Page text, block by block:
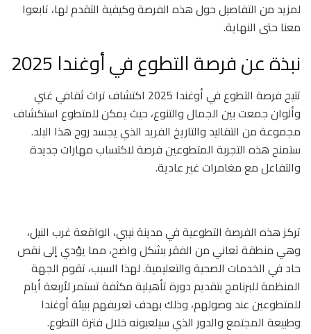
لمزيد من التفاصيل حول هذه الفرصة وكيفية التقدم لها، تابعوا
معنا حتى النهاية.
نبذة عن فرصة التطوع في أوغندا 2025
تتيح فرصة التطوع في أوغندا 2025 اكتشاف تراث ثقافي غني
وألوان جمعت بين الجمال والتنوع، حيث يمكن للمتطوع استكشاف
مجموعة من التقاليد والتاريخ الفريد الذي يجسد روح هذا البلد.
ستمنح هذه التجربة المتطوعين فرصة لاكتساب مهارات جديدة
والتفاعل مع مغامرات غير عادية.
تركز هذه الفرصة التطوعية في مدينة نيبي، الواقعة غرب النيل،
وهي منطقة تعاني من الفقر بشكل واضح، مما يؤدي إلى نقص
حاد في الخدمات الصحية والتعليمية. لهذا السبب، تقوم الجهة
المنظمة للبرنامج بتقديم دورة تأهيلية مكثفة تستمر لأربعة أيام
للمتطوعين عند وصولهم، وذلك بهدف تعريفهم ببيئة أوغندا
وطبيعة المجتمع والدور الذي سيلعبونه خلال فترة التطوع.